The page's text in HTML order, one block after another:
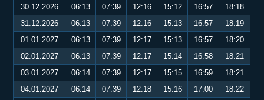
30.12.2026
06:13 07:39 12:16 15:12 16:57
18:18
31.12.2026
06:13 07:39 12:16 15:13 16:57
18:19
01.01.2027
06:13 07:39 12:17 15:13 16:57
18:20
02.01.2027
06:13 07:39 12:17 15:14 16:58
18:21
03.01.2027
06:14 07:39 12:17 15:15 16:59
18:21
04.01.2027
06:14 07:39 12:18 15:16 17:00
18:22